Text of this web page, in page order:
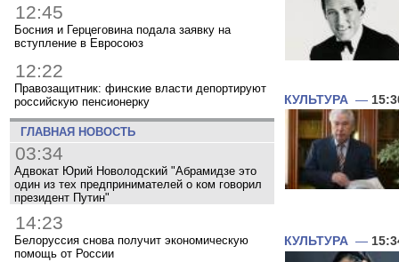
12:45
Босния и Герцеговина подала заявку на
вступление в Евросоюз
12:22
Правозащитник: финские власти депортируют
российскую пенсионерку
ГЛАВНАЯ НОВОСТЬ
03:34
Адвокат Юрий Новолодский "Абрамидзе это
один из тех предпринимателей о ком говорил
президент Путин"
14:23
Белоруссия снова получит экономическую
помощь от России
КУЛЬТУРА —
КУЛЬТУРА —